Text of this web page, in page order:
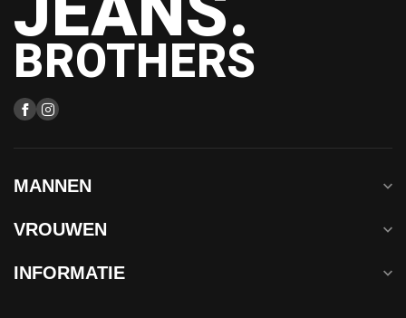
BROTHERS
MANNEN
VROUWEN
INFORMATIE